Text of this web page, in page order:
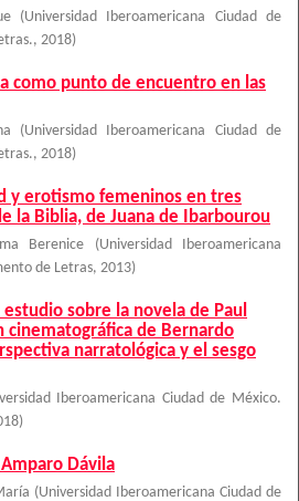
(Universidad Iberoamericana Ciudad de
, 2018)
como punto de encuentro en las
(Universidad Iberoamericana Ciudad de
, 2018)
y erotismo femeninos en tres
la Biblia, de Juana de Ibarbourou
Berenice (Universidad Iberoamericana
de Letras, 2013)
sobre la novela de Paul
cinematográfica de Bernardo
narratológica y el sesgo
Iberoamericana Ciudad de México.
)
Dávila
(Universidad Iberoamericana Ciudad de